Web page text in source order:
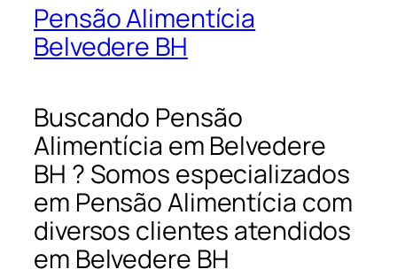
Pensão Alimentícia
Belvedere BH
Buscando Pensão
Alimentícia em Belvedere
BH ? Somos especializados
em Pensão Alimentícia com
diversos clientes atendidos
em Belvedere BH